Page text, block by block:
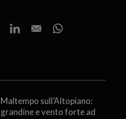
Maltempo sull’Altopiano:
grandine e vento forte ad